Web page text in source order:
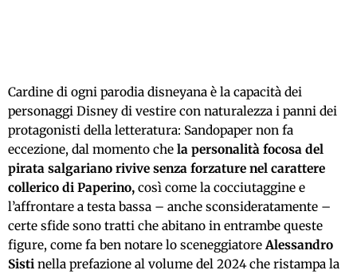
Cardine di ogni parodia disneyana è la capacità dei
personaggi Disney di vestire con naturalezza i panni dei
protagonisti della letteratura: Sandopaper non fa
eccezione, dal momento che la personalità focosa del
pirata salgariano rivive senza forzature nel carattere
collerico di Paperino, così come la cocciutaggine e
l’affrontare a testa bassa – anche sconsideratamente –
certe sfide sono tratti che abitano in entrambe queste
figure, come fa ben notare lo sceneggiatore Alessandro
Sisti nella prefazione al volume del 2024 che ristampa la